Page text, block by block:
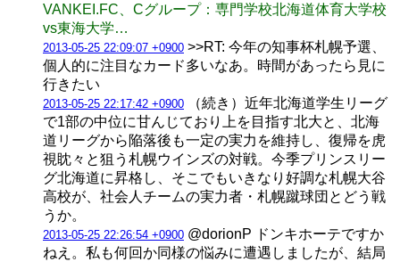
VANKEI.FC、Cグループ：専門学校北海道体育大学校
vs東海大学…
2013-05-25 22:09:07 +0900 >>RT: 今年の知事杯札幌予選、
個人的に注目なカード多いなあ。時間があったら見に
行きたい
2013-05-25 22:17:42 +0900 （続き）近年北海道学生リーグ
で1部の中位に甘んじており上を目指す北大と、北海
道リーグから陥落後も一定の実力を維持し、復帰を虎
視眈々と狙う札幌ウインズの対戦。今季プリンスリー
グ北海道に昇格し、そこでもいきなり好調な札幌大谷
高校が、社会人チームの実力者・札幌蹴球団とどう戦
うか。
2013-05-25 22:26:54 +0900 @dorionP ドンキホーテですか
ねえ。私も何回か同様の悩みに遭遇しましたが、結局